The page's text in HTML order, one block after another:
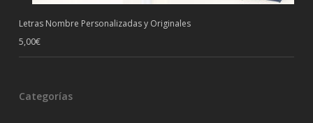
Letras Nombre Personalizadas y Originales
5,00€
Categorías